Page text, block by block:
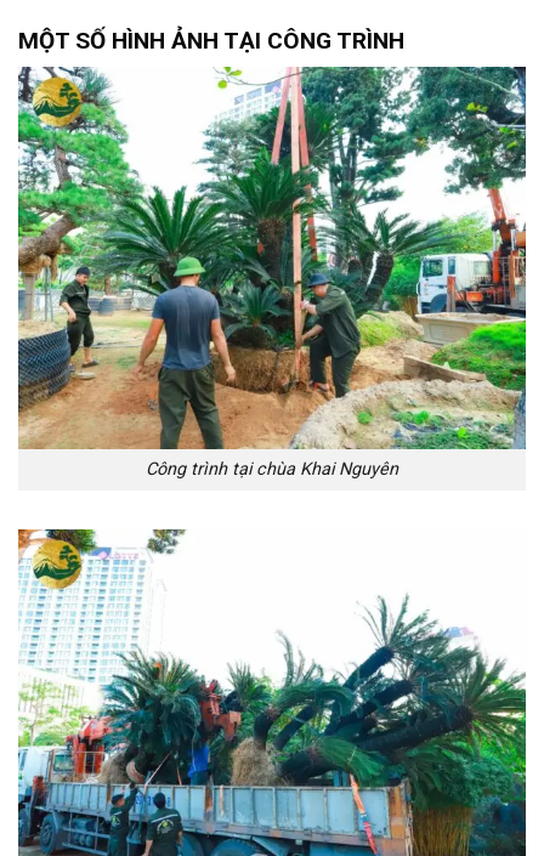
MỘT SỐ HÌNH ẢNH TẠI CÔNG TRÌNH
Công trình tại chùa Khai Nguyên